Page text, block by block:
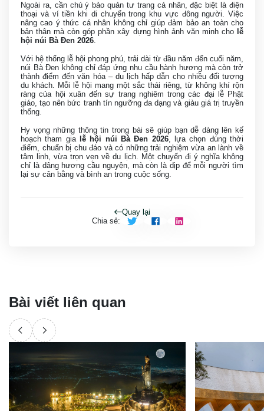
Ngoài ra, cần chú ý bảo quản tư trang cá nhân, đặc biệt là điện
thoại và ví tiền khi di chuyển trong khu vực đông người. Việc
nâng cao ý thức cá nhân không chỉ giúp đảm bảo an toàn cho
bản thân mà còn góp phần xây dựng hình ảnh văn minh cho lễ
hội núi Bà Đen 2026.
Với hệ thống lễ hội phong phú, trải dài từ đầu năm đến cuối năm,
núi Bà Đen không chỉ đáp ứng nhu cầu hành hương mà còn trở
thành điểm đến văn hóa – du lịch hấp dẫn cho nhiều đối tượng
du khách. Mỗi lễ hội mang một sắc thái riêng, từ không khí rộn
ràng của hội xuân đến sự trang nghiêm trong các đại lễ Phật
giáo, tạo nên bức tranh tín ngưỡng đa dạng và giàu giá trị truyền
thống.
Hy vọng những thông tin trong bài sẽ giúp bạn dễ dàng lên kế
hoạch tham gia lễ hội núi Bà Đen 2026, lựa chọn đúng thời
điểm, chuẩn bị chu đáo và có những trải nghiệm vừa an lành về
tâm linh, vừa trọn vẹn về du lịch. Một chuyến đi ý nghĩa không
chỉ là dâng hương cầu nguyện, mà còn là dịp để mỗi người tìm
lại sự cân bằng và bình an trong cuộc sống.
Quay lại
Chia sẻ:
Bài viết liên quan